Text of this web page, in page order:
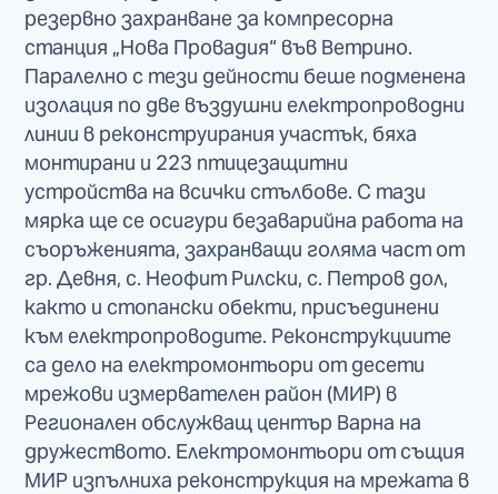
резервно захранване за компресорна
станция „Нова Провадия“ във Ветрино.
Паралелно с тези дейности беше подменена
изолация по две въздушни електропроводни
линии в реконструирания участък, бяха
монтирани и 223 птицезащитни
устройства на всички стълбове. С тази
мярка ще се осигури безаварийна работа на
съоръженията, захранващи голяма част от
гр. Девня, с. Неофит Рилски, с. Петров дол,
както и стопански обекти, присъединени
към електропроводите. Реконструкциите
са дело на електромонтьори от десети
мрежови измервателен район (МИР) в
Регионален обслужващ център Варна на
дружеството. Електромонтьори от същия
МИР изпълниха реконструкция на мрежата в